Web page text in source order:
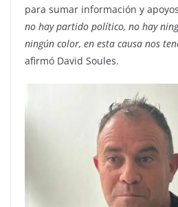
para sumar información y
no hay partido político, no hay
ningún color, en esta causa nos
afirmó David Soules.